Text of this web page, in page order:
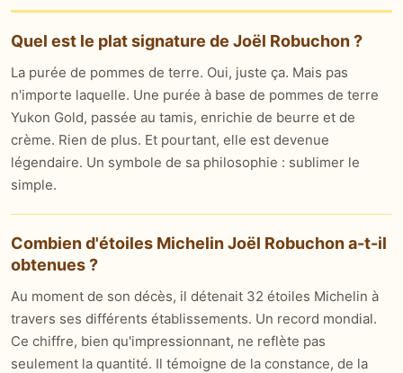
Quel est le plat signature de Joël Robuchon ?
La purée de pommes de terre. Oui, juste ça. Mais pas
n'importe laquelle. Une purée à base de pommes de terre
Yukon Gold, passée au tamis, enrichie de beurre et de
crème. Rien de plus. Et pourtant, elle est devenue
légendaire. Un symbole de sa philosophie : sublimer le
simple.
Combien d'étoiles Michelin Joël Robuchon a-t-il
obtenues ?
Au moment de son décès, il détenait 32 étoiles Michelin à
travers ses différents établissements. Un record mondial.
Ce chiffre, bien qu'impressionnant, ne reflète pas
seulement la quantité. Il témoigne de la constance, de la